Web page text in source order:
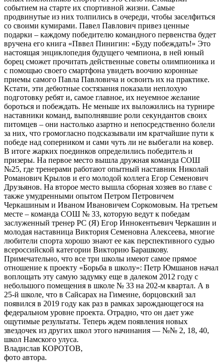
событием на старте их спортивной жизни. Самые
продвинутые из них толпились в очереди, чтобы заселфиться
со своими кумирами. Павел Павлович привез ценные
подарки – каждому победителю командного первенства будет
вручена его книга «Пввел Пинигин: «Буду побеждать!» Это
настоящая энциклопедия будущего чемпиона, в ней юный
борец сможет прочитать действенные советы олимпионика и
с помощью своего смартфона увидеть воочию коронные
приемы самого Павла Павловича и освоить их на практике.
Кстати, эти дебютные состязания показали неплохую
подготовку ребят и, самое главное, их неуемное желание
бороться и побеждать. Не меньше их выложились на турнире
наставники команд, выполнявшие роли секундантов своих
питомцев – они настолько азартно и непосредственно болели
за них, что громогласно подсказывали им кратчайшие пути к
победе над соперником и сами чуть ли не выбегали на ковер.
В итоге жарких поединков определились победитель и
призеры. На первое место вышла дружная команда СОШ
№25, где тренерами работают опытный наставник Николай
Романович Крылов и его молодой коллега Егор Семенович
Друзьянов. На второе место вышла сборная хозяев во главе с
также умудренными опытом Петром Петровичем
Черкашиным и Иваном Ивановичем Соркомовым. На третьем
месте – команда СОШ № 33, которую ведут к победам
заслуженный тренер РС (Я) Егор Иннокентьевич Черкашин и
молодая наставница Виктория Семеновна Алексеева, многие
любители спорта хорошо знают ее как перспективного судью
всероссийской категории Викторию Барашкову.
Примечательно, что все три школы имеют самое прямое
отношение к проекту «Борьба в школу»: Петр Юмшанов начал
воплощать эту самую задумку еще в далеком 2012 году с
небольшого помещения в школе № 33 на 202-м квартал. А в
25-й школе, что в Сайсарах на Гимеине, борцовский зал
появился в 2019 году как раз в рамках зарождающегося на
федеральном уровне проекта. Отрадно, что он дает уже
ощутимые результаты. Теперь ждем появления новых
звездочек из других школ этого начинания — №№ 2, 18, 40,
школ Намского улуса.
Владислав КОРОТОВ,
фото автора.